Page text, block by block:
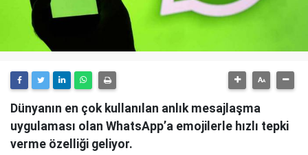
Dünyanın en çok kullanılan anlık mesajlaşma
uygulaması olan WhatsApp’a emojilerle hızlı tepki
verme özelliği geliyor.